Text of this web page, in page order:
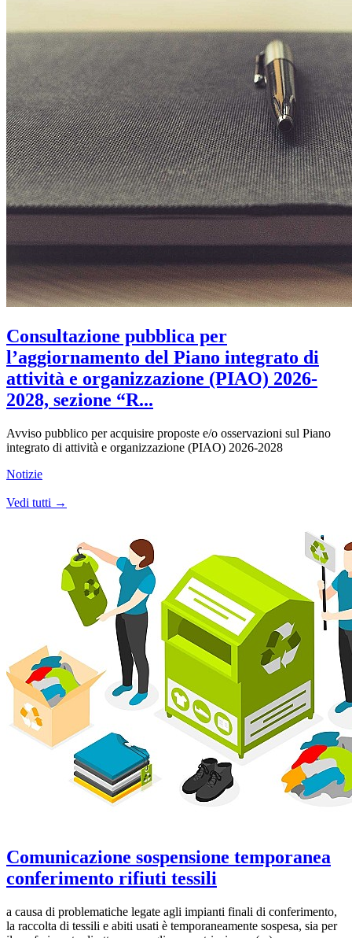
Consultazione pubblica per
l’aggiornamento del Piano integrato di
attività e organizzazione (PIAO) 2026-
2028, sezione “R...
Avviso pubblico per acquisire proposte e/o osservazioni sul Piano
integrato di attività e organizzazione (PIAO) 2026-2028
Notizie
Vedi tutti →
Comunicazione sospensione temporanea
conferimento rifiuti tessili
a causa di problematiche legate agli impianti finali di conferimento,
la raccolta di tessili e abiti usati è temporaneamente sospesa, sia per